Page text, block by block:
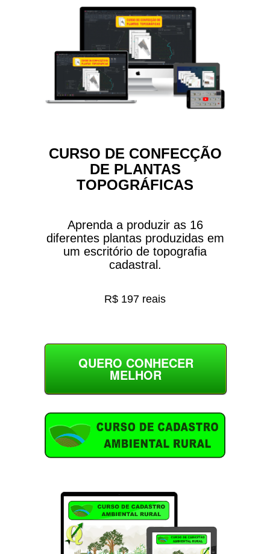
CURSO DE CONFECÇÃO
DE PLANTAS
TOPOGRÁFICAS
Aprenda a produzir as 16
diferentes plantas produzidas em
um escritório de topografia
cadastral.
R$ 197 reais
QUERO CONHECER
MELHOR